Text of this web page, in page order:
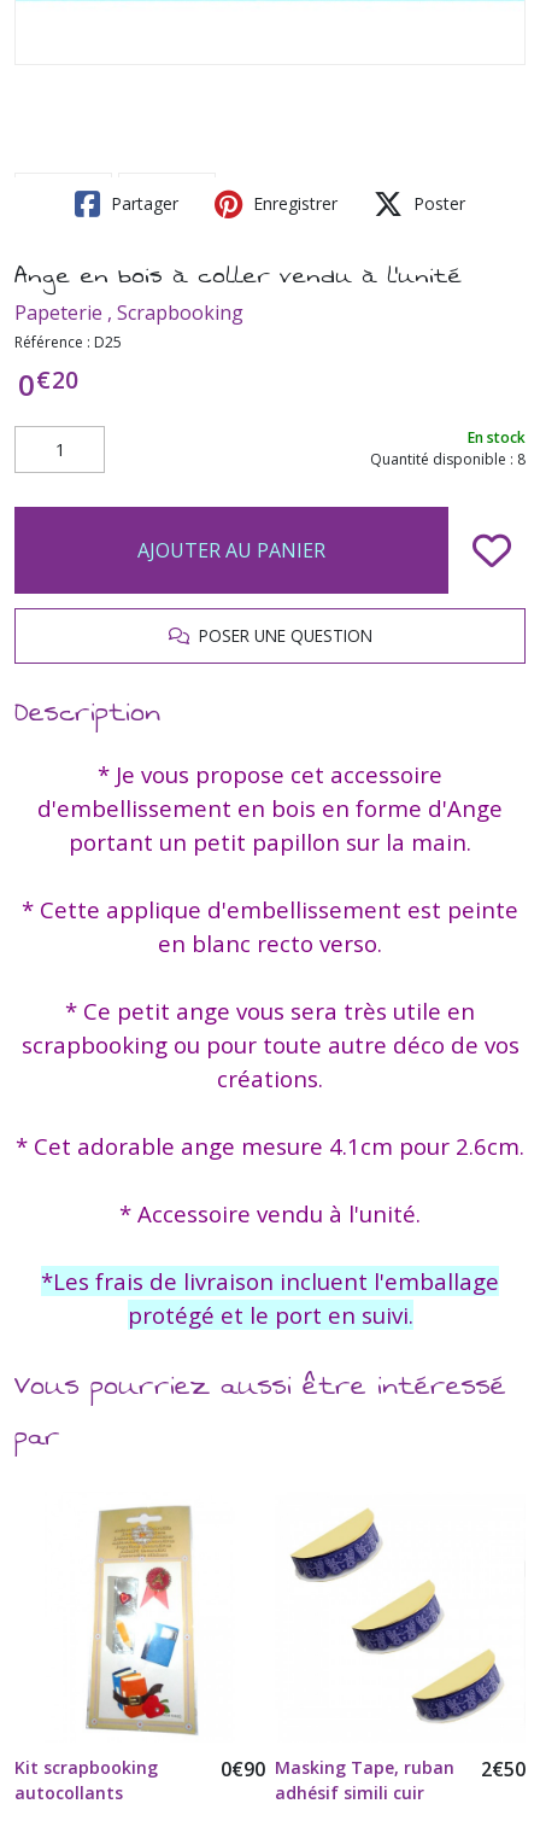
Partager Enregistrer Poster
Ange en bois à coller vendu à l'unité
Papeterie , Scrapbooking
Référence : D25
0€20
En stock
Quantité disponible : 8
AJOUTER AU PANIER
POSER UNE QUESTION
Description
* Je vous propose cet accessoire
d'embellissement en bois en forme d'Ange
portant un petit papillon sur la main.
* Cette applique d'embellissement est peinte
en blanc recto verso.
* Ce petit ange vous sera très utile en
scrapbooking ou pour toute autre déco de vos
créations.
* Cet adorable ange mesure 4.1cm pour 2.6cm.
* Accessoire vendu à l'unité.
*Les frais de livraison incluent l'emballage
protégé et le port en suivi.
Vous pourriez aussi être intéressé
par
Kit scrapbooking
autocollants
0€90 Masking Tape, ruban
adhésif simili cuir
2€50